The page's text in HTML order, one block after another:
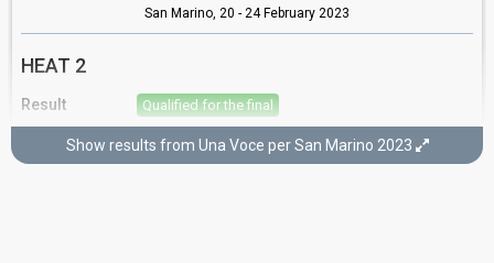
San Marino, 20 - 24 February 2023
HEAT 2
Result Qualified for the final
Running order 26
Show results from Una Voce per San Marino 2023